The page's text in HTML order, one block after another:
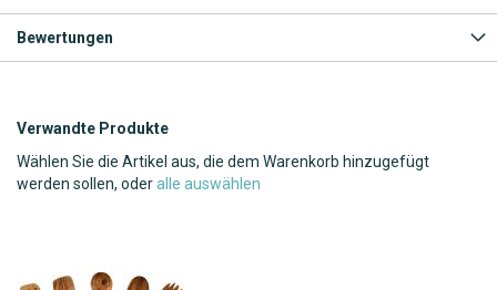
Bewertungen
Verwandte Produkte
Wählen Sie die Artikel aus, die dem Warenkorb hinzugefügt
werden sollen, oderalle auswählen